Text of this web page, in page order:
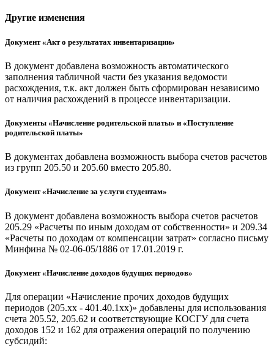
Другие изменения
Документ «Акт о результатах инвентаризации»
В документ добавлена возможность автоматического
заполнения табличной части без указания ведомости
расхождения, т.к. акт должен быть сформирован независимо
от наличия расхождений в процессе инвентаризации.
Документы «Начисление родительской платы» и «Поступление
родительской платы»
В документах добавлена возможность выбора счетов расчетов
из групп 205.50 и 205.60 вместо 205.80.
Документ «Начисление за услуги студентам»
В документ добавлена возможность выбора счетов расчетов
205.29 «Расчеты по иным доходам от собственности» и 209.34
«Расчеты по доходам от компенсации затрат» согласно письму
Минфина № 02-06-05/1886 от 17.01.2019 г.
Документ «Начисление доходов будущих периодов»
Для операции «Начисление прочих доходов будущих
периодов (205.хх - 401.40.1хх)» добавлены для использования
счета 205.52, 205.62 и соответствующие КОСГУ для счета
доходов 152 и 162 для отражения операций по получению
субсидий: